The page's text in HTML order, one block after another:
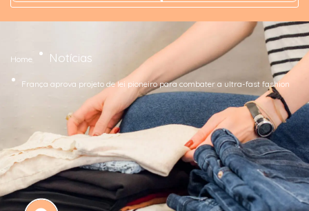
Home Notícias
França aprova projeto de lei pioneiro para combater a ultra-fast fashion